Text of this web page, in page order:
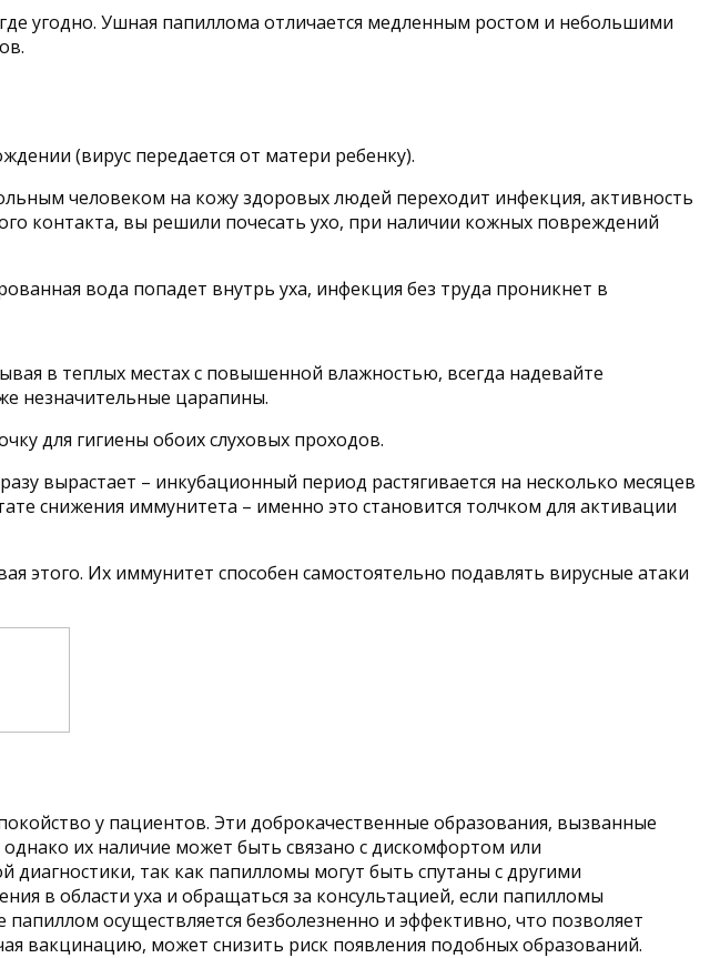
угодно. Ушная папиллома отличается медленным ростом и небольшими
(вирус передается от матери ребенку).
человеком на кожу здоровых людей переходит инфекция, активность
контакта, вы решили почесать ухо, при наличии кожных повреждений
вода попадет внутрь уха, инфекция без труда проникнет в
в теплых местах с повышенной влажностью, всегда надевайте
незначительные царапины.
для гигиены обоих слуховых проходов.
вырастает – инкубационный период растягивается на несколько месяцев
снижения иммунитета – именно это становится толчком для активации
Их иммунитет способен самостоятельно подавлять вирусные атаки
у пациентов. Эти доброкачественные образования, вызванные
их наличие может быть связано с дискомфортом или
так как папилломы могут быть спутаны с другими
в области уха и обращаться за консультацией, если папилломы
осуществляется безболезненно и эффективно, что позволяет
вакцинацию, может снизить риск появления подобных образований.